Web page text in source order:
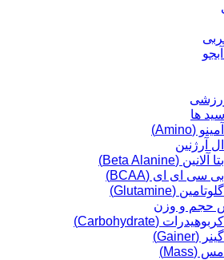
ها
آمینو (Amino)
ال آرژنین
بتا آلانین (Beta Alanine)
بی سی ای ای (BCAA)
گلوتامین (Glutamine)
حجم و وزن
کربوهیدرات (Carbohydrate)
گینر (Gainer)
مس (Mass)